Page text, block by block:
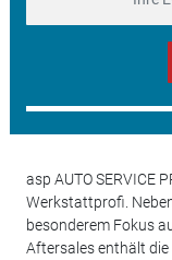
asp AUTO SERVICE
Werkstattprofi.
besonderem Fokus
Aftersales enthält die